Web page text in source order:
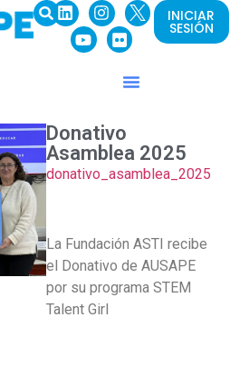
INICIAR
SESIÓN
Donativo
Asamblea 2025
donativo_asamblea_2025
La Fundación ASTI recibe
el Donativo de AUSAPE
por su programa STEM
Talent Girl